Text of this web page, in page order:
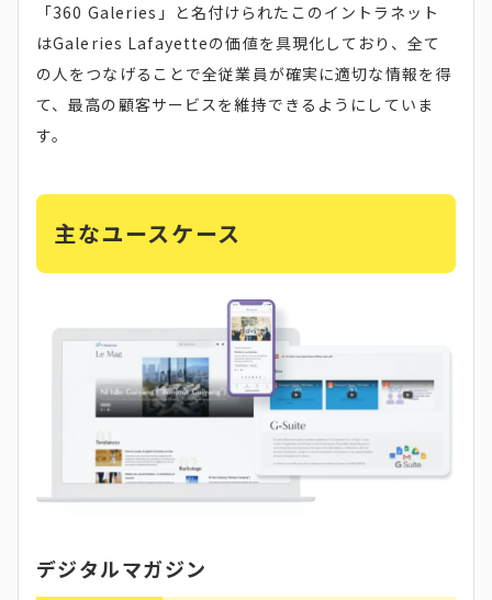
「360 Galeries」と名付けられたこのイントラネット
はGaleries Lafayetteの価値を具現化しており、全て
の人をつなげることで全従業員が確実に適切な情報を得
て、最高の顧客サービスを維持できるようにしていま
す。
主なユースケース
デジタルマガジン